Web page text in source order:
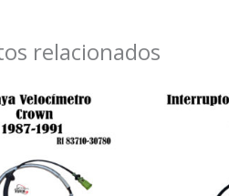
relacionados